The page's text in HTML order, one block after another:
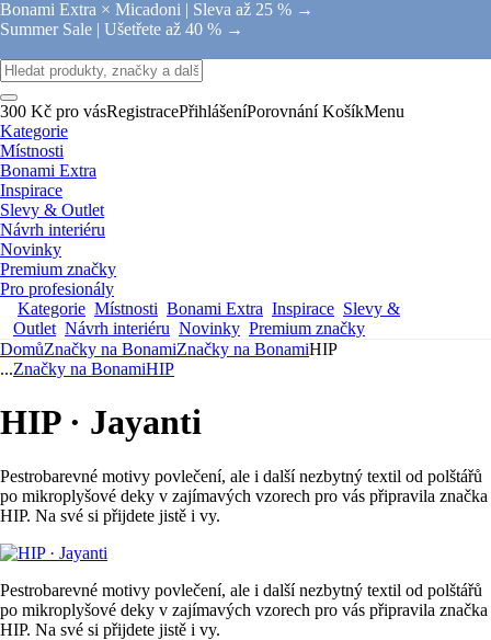
Bonami Extra × Micadoni | Sleva až 25 % →
Summer Sale | Ušetřete až 40 % →
300 Kč pro vásRegistracePřihlášeníPorovnání KošíkMenu
Kategorie
Místnosti
Bonami Extra
Inspirace
Slevy & Outlet
Návrh interiéru
Novinky
Premium značky
Pro profesionály
Kategorie Místnosti Bonami Extra Inspirace Slevy &
Outlet Návrh interiéru Novinky Premium značky
DomůZnačky na BonamiZnačky na BonamiHIP
...Značky na BonamiHIP
HIP · Jayanti
Pestrobarevné motivy povlečení, ale i další nezbytný textil od polštářů
po mikroplyšové deky v zajímavých vzorech pro vás připravila značka
HIP. Na své si přijdete jistě i vy.
Pestrobarevné motivy povlečení, ale i další nezbytný textil od polštářů
po mikroplyšové deky v zajímavých vzorech pro vás připravila značka
HIP. Na své si přijdete jistě i vy.